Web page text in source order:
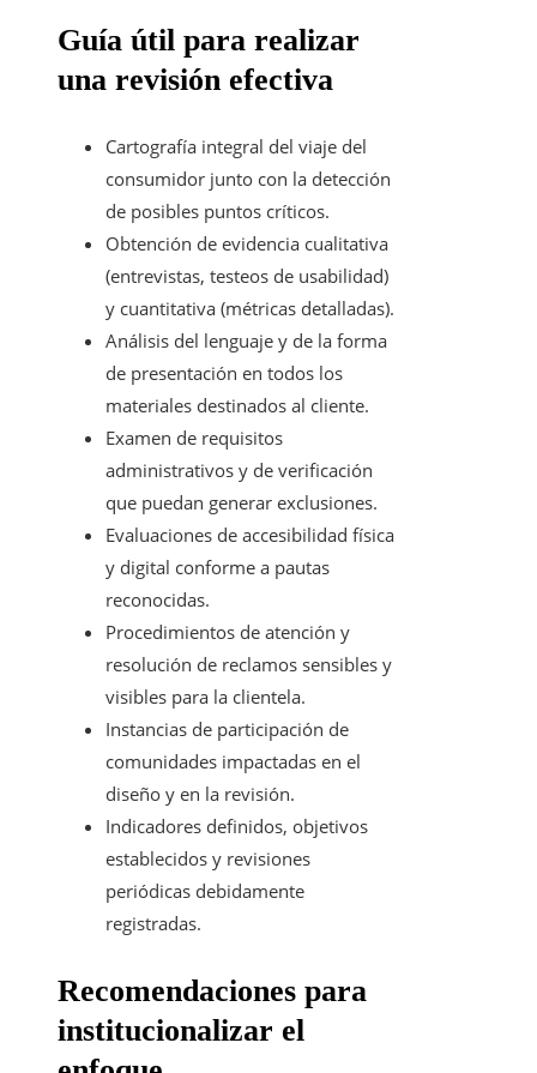
Guía útil para realizar
una revisión efectiva
Cartografía integral del viaje del
consumidor junto con la detección
de posibles puntos críticos.
Obtención de evidencia cualitativa
(entrevistas, testeos de usabilidad)
y cuantitativa (métricas detalladas).
Análisis del lenguaje y de la forma
de presentación en todos los
materiales destinados al cliente.
Examen de requisitos
administrativos y de verificación
que puedan generar exclusiones.
Evaluaciones de accesibilidad física
y digital conforme a pautas
reconocidas.
Procedimientos de atención y
resolución de reclamos sensibles y
visibles para la clientela.
Instancias de participación de
comunidades impactadas en el
diseño y en la revisión.
Indicadores definidos, objetivos
establecidos y revisiones
periódicas debidamente
registradas.
Recomendaciones para
institucionalizar el